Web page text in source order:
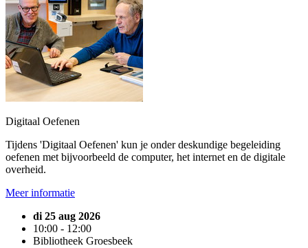
Digitaal Oefenen
Tijdens 'Digitaal Oefenen' kun je onder deskundige begeleiding
oefenen met bijvoorbeeld de computer, het internet en de digitale
overheid.
Meer informatie
di 25 aug 2026
10:00 - 12:00
Bibliotheek Groesbeek